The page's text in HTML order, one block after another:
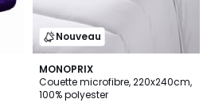
Nouveau
MONOPRIX
Couette microfibre, 220x240cm,
100% polyester